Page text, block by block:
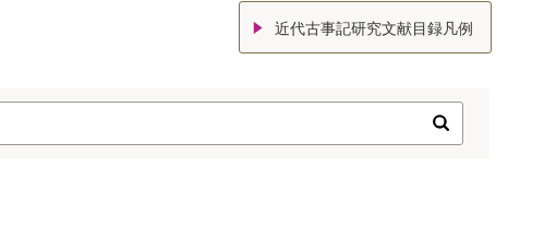
近代古事記研究文献目録凡例